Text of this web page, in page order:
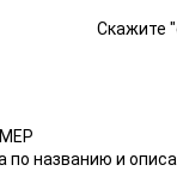
Скажите
по названию и